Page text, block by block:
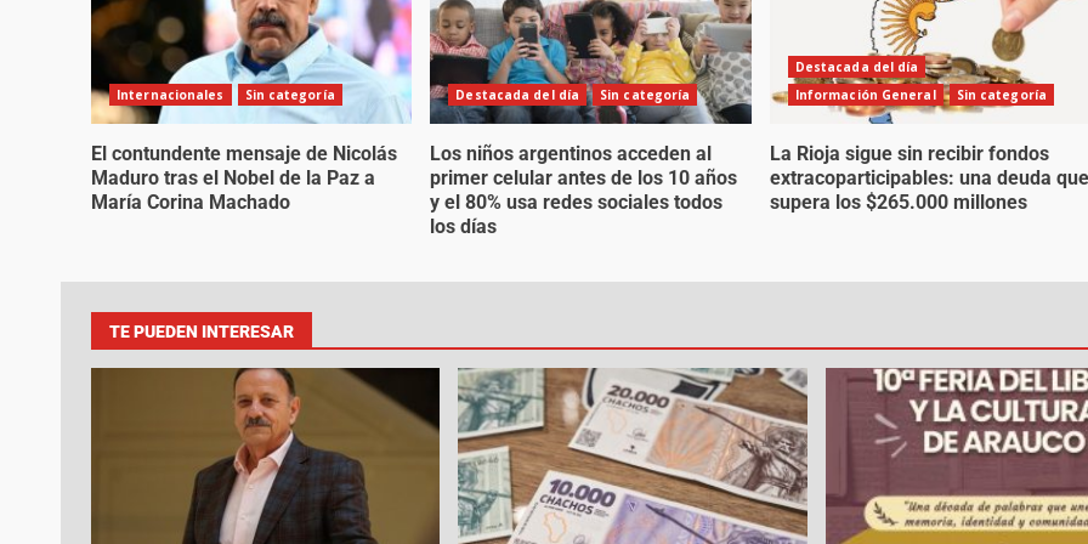
Internacionales Sin categoría
El contundente mensaje de Nicolás
Maduro tras el Nobel de la Paz a
María Corina Machado
Destacada del día Sin categoría
Los niños argentinos acceden al
primer celular antes de los 10 años
y el 80% usa redes sociales todos
los días
Destacada del día
Información General
Sin categoría
La Rioja sigue sin recibir fondos
extracoparticipables: una deuda que
supera los $265.000 millones
TE PUEDEN INTERESAR